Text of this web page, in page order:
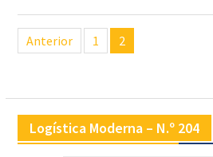
Navegação
deAnterior 1 2
Logística Moderna – N.º 204